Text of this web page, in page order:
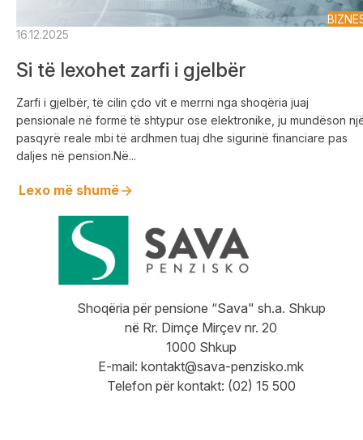
16.12.2025
Si të lexohet zarfi i gjelbër
Zarfi i gjelbër, të cilin çdo vit e merrni nga shoqëria juaj
pensionale në formë të shtypur ose elektronike, ju mundëson
pasqyrë reale mbi të ardhmen tuaj dhe sigurinë financiare pas
daljes në pension.Në...
Lexo më shumë
Shoqëria për pensione “Sava" sh.a. Shkup
në Rr. Dimçe Mirçev nr. 20
1000 Shkup
E-mail: kontakt@sava-penzisko.mk
Telefon për kontakt: (02) 15 500